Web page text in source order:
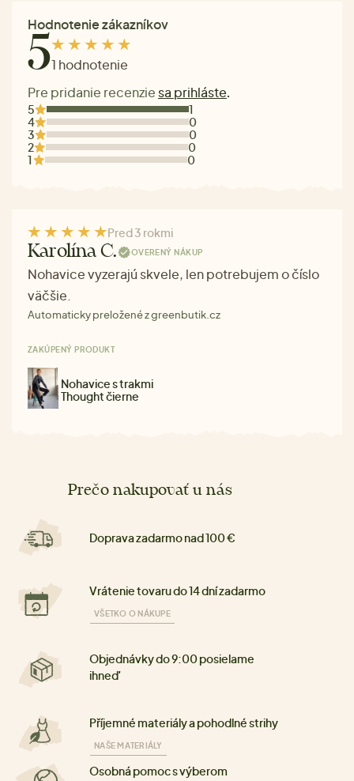
Hodnotenie zákazníkov
51 hodnotenie
Pre pridanie recenzie sa prihláste.
5
1
4
0
3
0
2
0
1
0
Pred 3 rokmi
Karolína C. OVERENÝ NÁKUP
Nohavice vyzerajú skvele, len potrebujem o číslo
väčšie.
Automaticky preložené z greenbutik.cz
ZAKÚPENÝ PRODUKT
Nohavice s trakmi
Thought čierne
Prečo nakupovať u nás
Doprava zadarmo nad 100 €
Vrátenie tovaru do 14 dní zadarmo
VŠETKO O NÁKUPE
Objednávky do 9:00 posielame
ihneď
Příjemné materiály a pohodlné strihy
NAŠE MATERIÁLY
Osobná pomoc s výberom